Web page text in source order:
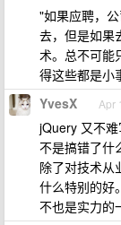
"如果应聘，
去，但是如果
术。总不可能
得这些都是小
YvesX Apr
jQuery 又不
不是搞错了什
除了对技术从
什么特别的好
不也是实力的